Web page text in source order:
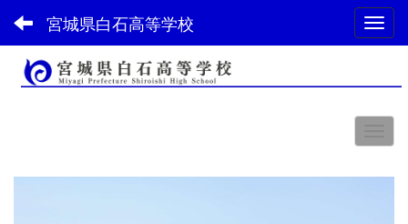
宮城県白石高等学校